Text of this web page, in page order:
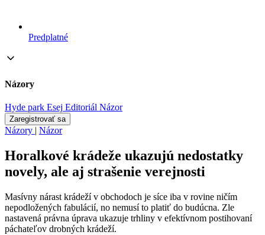
Predplatné
Názory
Hyde park Esej Editoriál Názor
Zaregistrovať sa
Názory | Názor
Horalkové krádeže ukazujú nedostatky
novely, ale aj strašenie verejnosti
Masívny nárast krádeží v obchodoch je síce iba v rovine ničím
nepodložených fabulácií, no nemusí to platiť do budúcna. Zle
nastavená právna úprava ukazuje trhliny v efektívnom postihovaní
páchateľov drobných krádeží.